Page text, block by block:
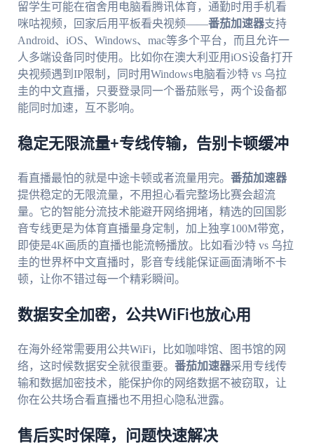
留学生可能在宿舍用电脑看腾讯体育，通勤时用手机看
咪咕视频，回家后用平板看央视频——番茄加速器支持
Android、iOS、Windows、mac等多个平台，而且允许一
人多端设备同时使用。比如你在澳大利亚用iOS设备打开
央视频遇到IP限制，同时用Windows电脑看沙特 vs 乌拉
圭的中文直播，只要登录同一个番茄账号，两个设备都
能同时加速，互不影响。
稳定无限流量+专线传输，告别卡顿缓冲
看直播最怕的就是中途卡顿或者流量用完。 番茄加速器
提供稳定的无限流量，不用担心看完整场比赛会超流
量。它的智能分流技术能避开网络拥堵，精选的回国影
音专线更是为体育直播量身定制，加上独享100M带宽，
即使是4K画质的直播也能流畅播放。比如看沙特 vs 乌拉
圭的世界杯中文直播时，影音专线能保证画面清晰不卡
顿，让你不错过每一个精彩瞬间。
数据安全加密，公共WiFi也放心用
在海外经常需要用公共WiFi，比如咖啡馆、图书馆的网
络，这时候数据安全就很重要。 番茄加速器采用专线传
输和数据加密技术，能保护你的网络数据不被窃取，让
你在公共场合看直播也不用担心隐私泄露。
售后实时保障，问题快速解决